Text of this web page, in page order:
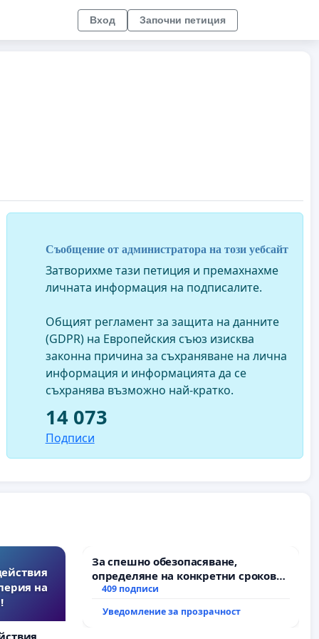
Вход Започни петиция
Съобщение от администратора на този уебсайт
Затворихме тази петиция и премахнахме
личната информация на подписалите.
Общият регламент за защита на данните
(GDPR) на Европейския съюз изисква
законна причина за съхраняване на лична
информация и информацията да се
съхранява възможно най-кратко.
14 073
Подписи
на
За спешно обезопасяване,
определяне на конкретни срокове
и извършване на цялостна
републиканския път между пътен
409 подписи
Уведомление за прозрачност